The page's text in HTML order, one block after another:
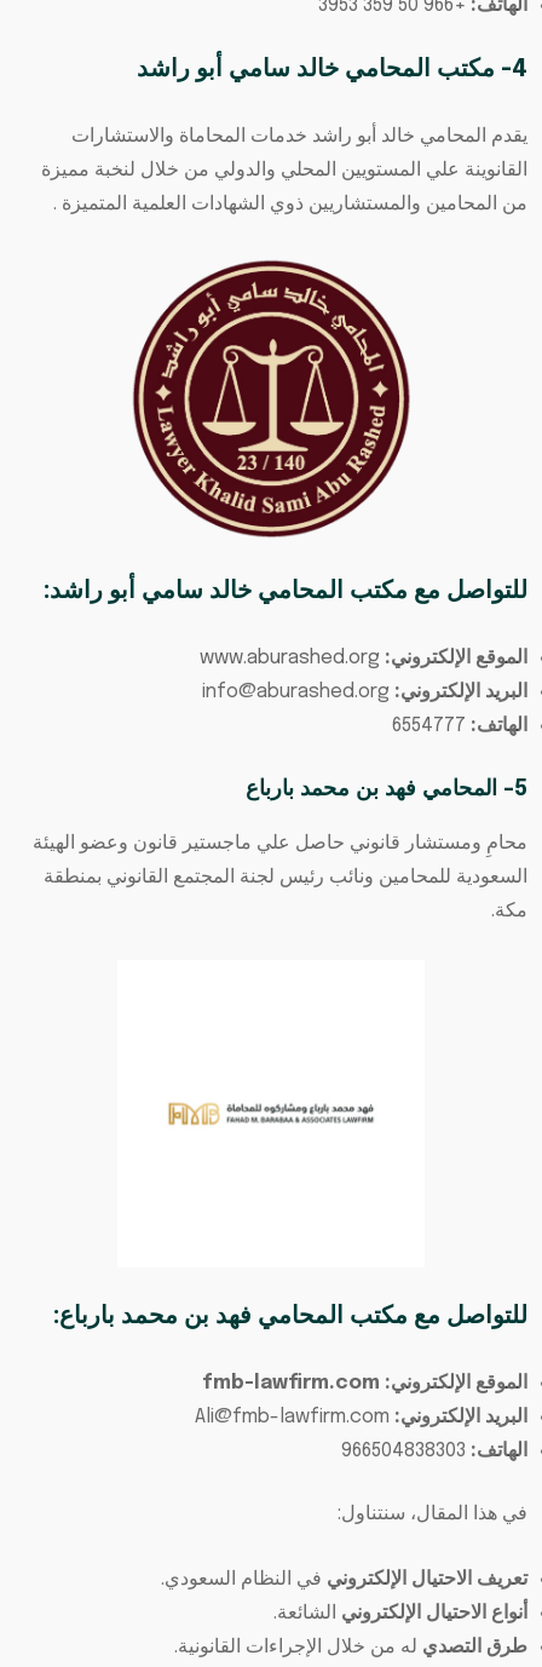
الهاتف: +966 50 359 3953
4- مكتب المحامي خالد سامي أبو راشد
يقدم المحامي خالد أبو راشد خدمات المحاماة والاستشارات
القانوينة علي المستويين المحلي والدولي من خلال لنخبة مميزة
من المحامين والمستشاريين ذوي الشهادات العلمية المتميزة .
للتواصل مع مكتب المحامي خالد سامي أبو راشد:
الموقع الإلكتروني: www.aburashed.org
البريد الإلكتروني:
الهاتف:
5- المحامي فهد بن محمد بارباع
محامِ ومستشار قانوني حاصل علي ماجستير قانون وعضو الهيئة
السعودية للمحامين ونائب رئيس لجنة المجتمع القانوني بمنطقة
مكة.
للتواصل مع مكتب المحامي فهد بن محمد بارباع:
الموقع الإلكتروني: fmb-lawfirm.com
البريد الإلكتروني: Ali@fmb-lawfirm.com
الهاتف:
في هذا المقال، سنتناول:
تعريف الاحتيال الإلكتروني في النظام السعودي.
أنواع الاحتيال الإلكتروني الشائعة.
طرق التصدي له من خلال الإجراءات القانونية.